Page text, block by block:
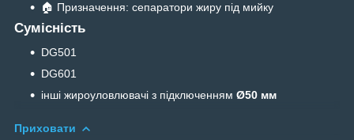
🏠 Призначення: сепаратори жиру під мийку
Сумісність
DG501
DG601
інші жироуловлювачі з підключенням Ø50 мм
Приховати